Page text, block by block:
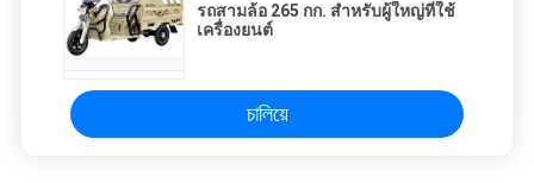
รถสามล้อ 265 กก. สำหรับผู้ใหญ่ที่ใช้
เครื่องยนต์
চালিয়ে